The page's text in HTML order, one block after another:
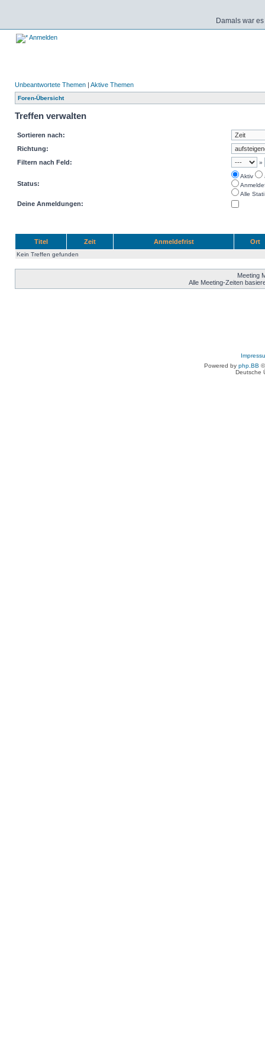
Damals war
Anmelden
Unbeantwortete Themen | Aktive Themen
Foren-Übersicht
Treffen verwalten
Sortieren nach:
Richtung:
Filtern nach Feld:
»
Status:
Aktiv
Alle Stati
Deine Anmeldungen:
Titel Zeit Anmeldefrist Ort
Kein Treffen gefunden
Meeting
Alle Meeting-Zeiten
Powered by php.BB
Deutsche